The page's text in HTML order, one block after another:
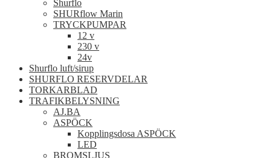
Shurflo
SHURflow Marin
TRYCKPUMPAR
12 v
230 v
24v
Shurflo luft/sirup
SHURFLO RESERVDELAR
TORKARBLAD
TRAFIKBELYSNING
AJ.BA
ASPÖCK
Kopplingsdosa ASPÖCK
LED
BROMSLJUS